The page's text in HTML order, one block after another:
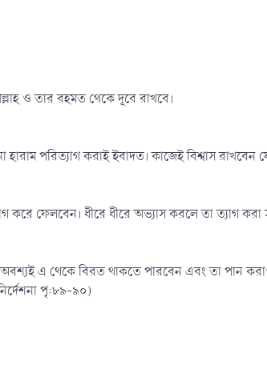
ও তার রহমত থেকে দূরে রাখবে।
পরিত্যাগ করাই ইবাদত। কাজেই বিশ্বাস রাখবেন
ফেলবেন। ধীরে ধীরে অভ্যাস করলে তা ত্যাগ করা
এ থেকে বিরত থাকতে পারবেন এবং তা পান
পৃ:৮৯-৯০)